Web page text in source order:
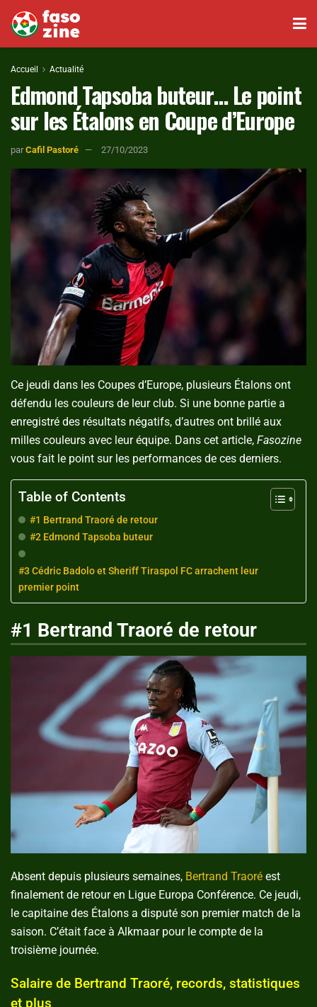
Accueil Actualité
Edmond Tapsoba buteur… Le point
sur les Étalons en Coupe d’Europe
par Cafil Pastoré 27/10/2023
Ce jeudi dans les Coupes d’Europe, plusieurs Étalons ont
défendu les couleurs de leur club. Si une bonne partie a
enregistré des résultats négatifs, d’autres ont brillé aux
milles couleurs avec leur équipe. Dans cet article, Fasozine
vous fait le point sur les performances de ces derniers.
Table of Contents
#1 Bertrand Traoré de retour
#2 Edmond Tapsoba buteur
#3 Cédric Badolo et Sheriff Tiraspol FC arrachent leur
premier point
#1 Bertrand Traoré de retour
Absent depuis plusieurs semaines, Bertrand Traoré est
finalement de retour en Ligue Europa Conférence. Ce jeudi,
le capitaine des Étalons a disputé son premier match de la
saison. C’était face à Alkmaar pour le compte de la
troisième journée.
Salaire de Bertrand Traoré, records, statistiques
et plus